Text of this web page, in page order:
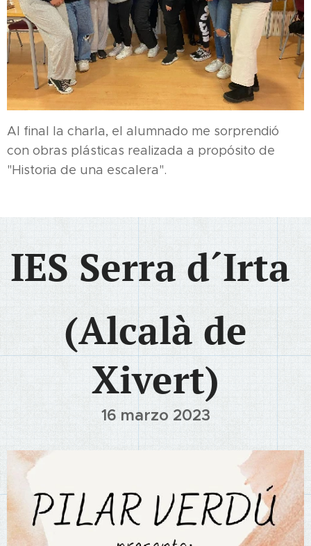
Al final la charla, el alumnado me sorprendió
con obras plásticas realizada a propósito de
"Historia de una escalera".
IES Serra d´Irta
(Alcalà de
Xivert)
16 marzo 2023